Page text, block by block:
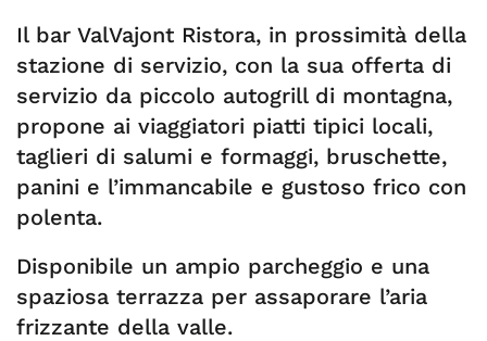
Il bar ValVajont Ristora, in prossimità della
stazione di servizio, con la sua offerta di
servizio da piccolo autogrill di montagna,
propone ai viaggiatori piatti tipici locali,
taglieri di salumi e formaggi, bruschette,
panini e l’immancabile e gustoso frico con
polenta.
Disponibile un ampio parcheggio e una
spaziosa terrazza per assaporare l’aria
frizzante della valle.